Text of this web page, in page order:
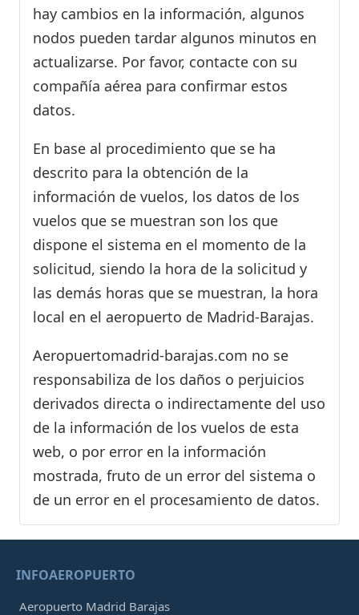
hay cambios en la información, algunos
nodos pueden tardar algunos minutos en
actualizarse. Por favor, contacte con su
compañía aérea para confirmar estos
datos.
En base al procedimiento que se ha
descrito para la obtención de la
información de vuelos, los datos de los
vuelos que se muestran son los que
dispone el sistema en el momento de la
solicitud, siendo la hora de la solicitud y
las demás horas que se muestran, la hora
local en el aeropuerto de Madrid-Barajas.
Aeropuertomadrid-barajas.com no se
responsabiliza de los daños o perjuicios
derivados directa o indirectamente del uso
de la información de los vuelos de esta
web, o por error en la información
mostrada, fruto de un error del sistema o
de un error en el procesamiento de datos.
INFOAEROPUERTO
Aeropuerto Madrid Barajas